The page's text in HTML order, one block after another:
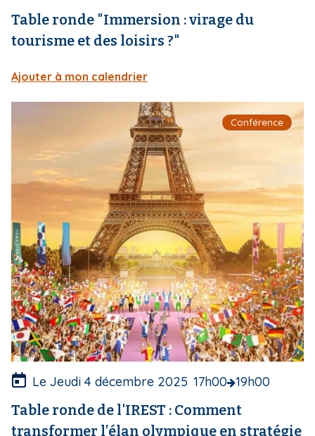
Table ronde "Immersion : virage du
tourisme et des loisirs ?"
Ajouter à mon calendrier
Conférence
c
o
u
v
e
r
t
u
r
e
Le Jeudi 4 décembre 2025 17h00 19h00
Table ronde de l'IREST : Comment
transformer l’élan olympique en stratégie